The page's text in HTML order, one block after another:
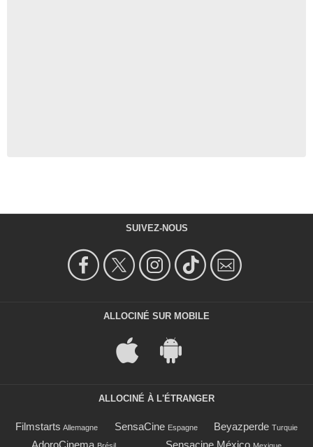
SUIVEZ-NOUS
ALLOCINÉ SUR MOBILE
ALLOCINÉ À L'ÉTRANGER
Filmstarts Allemagne SensaCine Espagne Beyazperde Turquie
AdoroCinema Brésil Sensacine México Mexique